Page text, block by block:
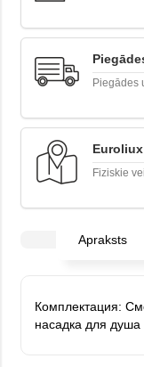
Piegādes
Fiziskie
Apraksts
Комплектация:
насадка для душа